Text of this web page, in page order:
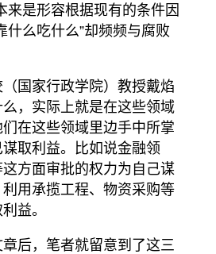
来是形容根据现有的条件因
什么吃什么”却频频与腐败
国家行政学院）教授戴焰
，实际上就是在这些领域
在这些领域里边手中所掌
取利益。比如说金融领
方面审批的权力为自己谋
用承揽工程、物资采购等
益。
后，笔者就留意到了这三